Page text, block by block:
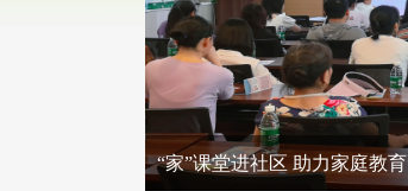
“家”课堂进社区 助力家庭教育